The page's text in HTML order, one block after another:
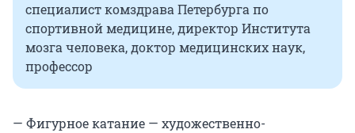
специалист комздрава Петербурга по
спортивной медицине, директор Института
мозга человека, доктор медицинских наук,
профессор
— Фигурное катание — художественно-